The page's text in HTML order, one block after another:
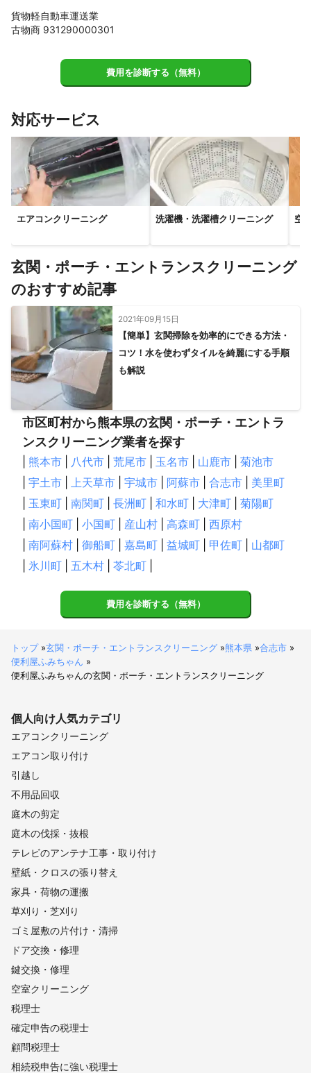
貨物軽自動車運送業
古物商 931290000301
費用を診断する（無料）
対応サービス
エアコンクリーニング 洗濯機・洗濯槽クリーニング 空
玄関・ポーチ・エントランスクリーニング
のおすすめ記事
2021年09月15日
【簡単】玄関掃除を効率的にできる方法・
コツ！水を使わずタイルを綺麗にする手順
も解説
市区町村から熊本県の玄関・ポーチ・エントラ
ンスクリーニング業者を探す
熊本市 八代市 荒尾市 玉名市 山鹿市
菊池市
宇土市 上天草市 宇城市 阿蘇市 合志市
美里町
玉東町 南関町 長洲町 和水町 大津町
菊陽町
南小国町 小国町 産山村 高森町
西原村
南阿蘇村 御船町 嘉島町 益城町 甲佐町
山都町
氷川町 五木村 苓北町
費用を診断する（無料）
トップ»玄関・ポーチ・エントランスクリーニング »熊本県 »合志市 »
便利屋ふみちゃん »
便利屋ふみちゃんの玄関・ポーチ・エントランスクリーニング
個人向け人気カテゴリ
エアコンクリーニング
エアコン取り付け
引越し
不用品回収
庭木の剪定
庭木の伐採・抜根
テレビのアンテナ工事・取り付け
壁紙・クロスの張り替え
家具・荷物の運搬
草刈り・芝刈り
ゴミ屋敷の片付け・清掃
ドア交換・修理
鍵交換・修理
空室クリーニング
税理士
確定申告の税理士
顧問税理士
相続税申告に強い税理士